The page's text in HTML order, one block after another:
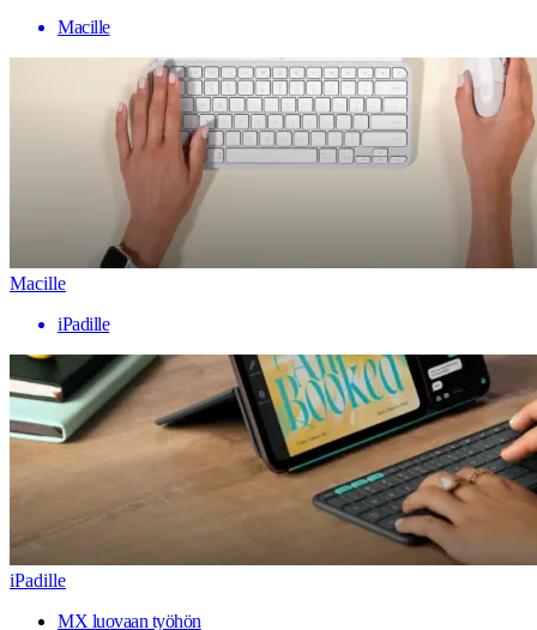
Macille
Macille
iPadille
iPadille
MX luovaan työhön